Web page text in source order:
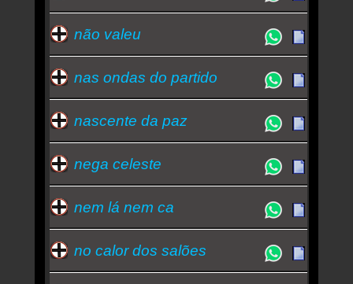
não valeu
nas ondas do partido
nascente da paz
nega celeste
nem lá nem ca
no calor dos salões